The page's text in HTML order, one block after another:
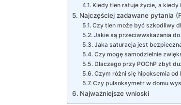
Kiedy tlen ratuje życie, a kiedy
Najczęściej zadawane pytania
Czy tlen może być szkodliwy
Jakie są przeciwwskazania
Jaka saturacja jest
Czy mogę samodzielnie
Dlaczego przy POChP zbyt
Czym różni się hipoksemia
Czy pulsoksymetr w domu
Najważniejsze wnioski